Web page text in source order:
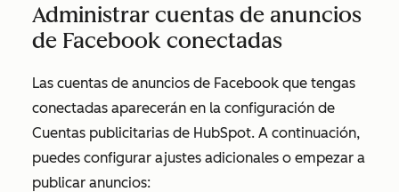
Administrar cuentas de anuncios
de Facebook conectadas
Las cuentas de anuncios de Facebook que tengas
conectadas aparecerán en la configuración de
Cuentas publicitarias de HubSpot. A continuación,
puedes configurar ajustes adicionales o empezar a
publicar anuncios: